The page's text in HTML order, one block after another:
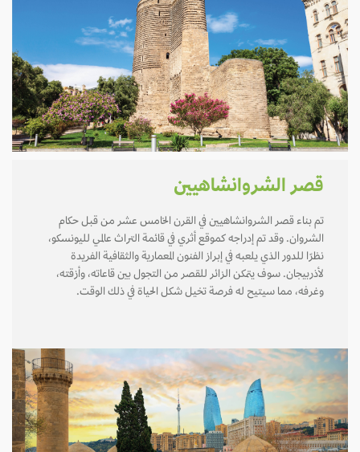
قصر الشروانشاهيين
تم بناء قصر الشروانشاهيين في القرن الخامس عشر من قبل حكام
الشروان. وقد تم إدراجه كموقع أثري في قائمة التراث عالمي لليونسكو،
نظرًا للدور الذي يلعبه في إبراز الفنون المعمارية والثقافية الفريدة
لأذربيجان. سوف يتمكن الزائر للقصر من التجول بين قاعاته، وأزقته،
وغرفه، مما سيتيح له فرصة تخيل شكل الحياة في ذلك الوقت.